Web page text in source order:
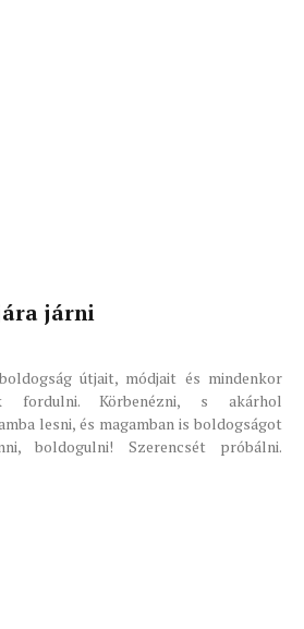
járni
útjait, módjait és mindenkor
fordulni. Körbenézni, s akárhol
lesni, és magamban is boldogságot
boldogulni! Szerencsét próbálni.